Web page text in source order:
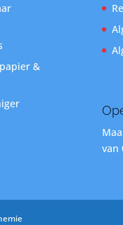
&
van